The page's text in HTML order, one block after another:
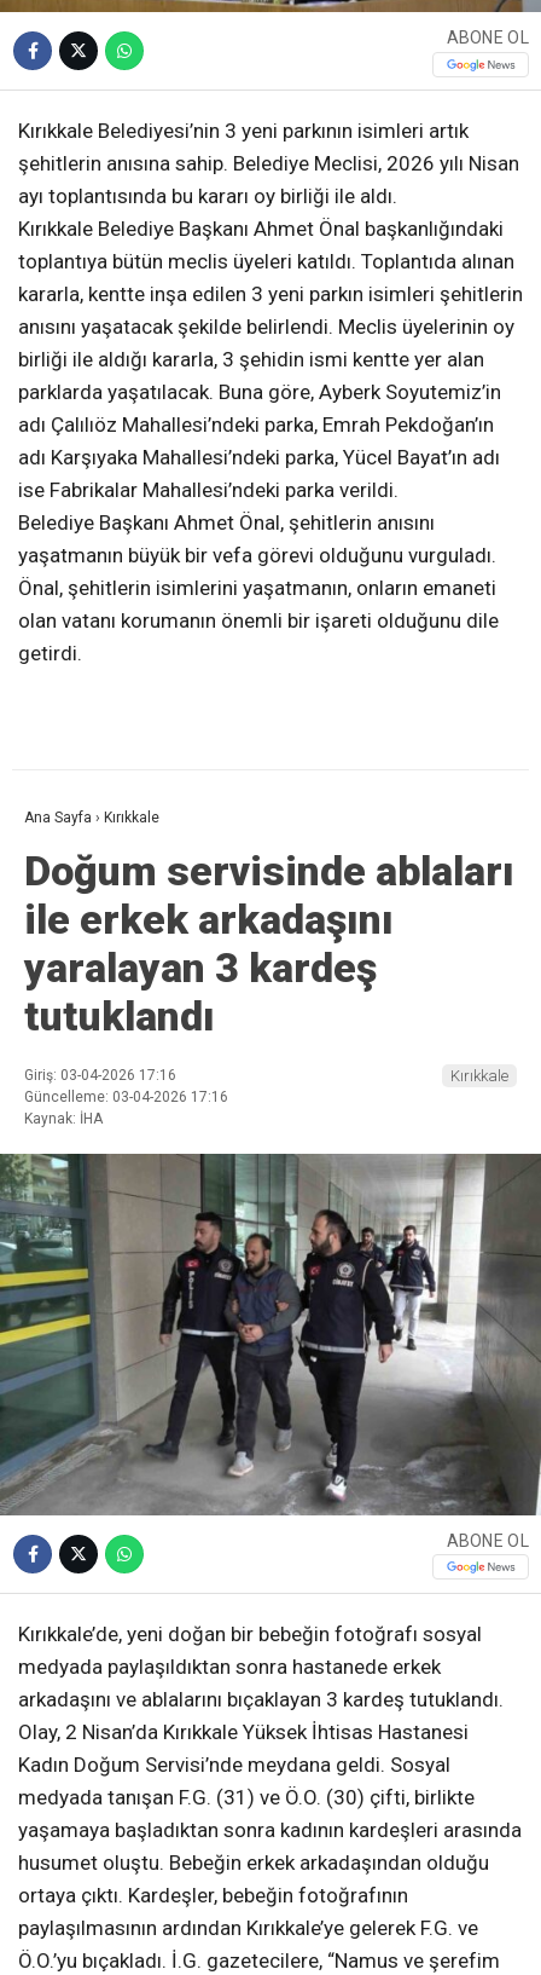
ABONE OL
Kırıkkale Belediyesi’nin 3 yeni parkının isimleri artık
şehitlerin anısına sahip. Belediye Meclisi, 2026 yılı Nisan
ayı toplantısında bu kararı oy birliği ile aldı.
Kırıkkale Belediye Başkanı Ahmet Önal başkanlığındaki
toplantıya bütün meclis üyeleri katıldı. Toplantıda alınan
kararla, kentte inşa edilen 3 yeni parkın isimleri şehitlerin
anısını yaşatacak şekilde belirlendi. Meclis üyelerinin oy
birliği ile aldığı kararla, 3 şehidin ismi kentte yer alan
parklarda yaşatılacak. Buna göre, Ayberk Soyutemiz’in
adı Çalılıöz Mahallesi’ndeki parka, Emrah Pekdoğan’ın
adı Karşıyaka Mahallesi’ndeki parka, Yücel Bayat’ın adı
ise Fabrikalar Mahallesi’ndeki parka verildi.
Belediye Başkanı Ahmet Önal, şehitlerin anısını
yaşatmanın büyük bir vefa görevi olduğunu vurguladı.
Önal, şehitlerin isimlerini yaşatmanın, onların emaneti
olan vatanı korumanın önemli bir işareti olduğunu dile
getirdi.
Ana Sayfa › Kırıkkale
Doğum servisinde ablaları
ile erkek arkadaşını
yaralayan 3 kardeş
tutuklandı
Giriş: 03-04-2026 17:16
Güncelleme: 03-04-2026 17:16
Kaynak: İHA
Kırıkkale
ABONE OL
Kırıkkale’de, yeni doğan bir bebeğin fotoğrafı sosyal
medyada paylaşıldıktan sonra hastanede erkek
arkadaşını ve ablalarını bıçaklayan 3 kardeş tutuklandı.
Olay, 2 Nisan’da Kırıkkale Yüksek İhtisas Hastanesi
Kadın Doğum Servisi’nde meydana geldi. Sosyal
medyada tanışan F.G. (31) ve Ö.O. (30) çifti, birlikte
yaşamaya başladıktan sonra kadının kardeşleri arasında
husumet oluştu. Bebeğin erkek arkadaşından olduğu
ortaya çıktı. Kardeşler, bebeğin fotoğrafının
paylaşılmasının ardından Kırıkkale’ye gelerek F.G. ve
Ö.O.’yu bıçakladı. İ.G. gazetecilere, “Namus ve şerefim